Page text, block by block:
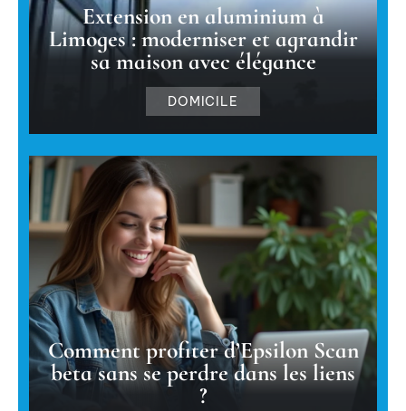
Extension en aluminium à
Limoges : moderniser et agrandir
sa maison avec élégance
DOMICILE
Comment profiter d’Epsilon Scan
beta sans se perdre dans les liens
?